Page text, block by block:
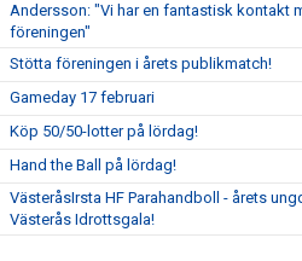
Andersson: "Vi har en fantastisk kontakt
föreningen"
Stötta föreningen i årets publikmatch!
Gameday 17 februari
Köp 50/50-lotter på lördag!
Hand the Ball på lördag!
VästeråsIrsta HF Parahandboll - årets
Västerås Idrottsgala!